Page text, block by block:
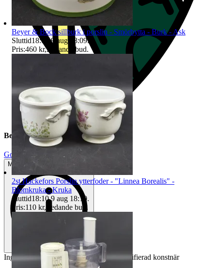
Beskrivning
Gott använt skick
Mindre tecken på användning
Inglasad tryck - Visby - Signerad - Oidentifierad konstnär
Beyer & Bock sillburk i porslin - Smörbytta - Burk - Ask
Sluttid18:09 9 aug 18:09.
Pris:460 kr,Ledande bud.
2st Hackefors Porslin ytterfoder - "Linnea Borealis" -
Blomkruka - Kruka
Sluttid18:10 9 aug 18:10.
Pris:110 kr, Ledande bud .